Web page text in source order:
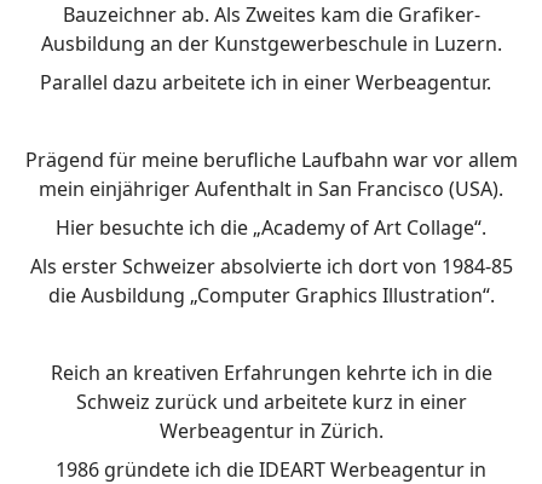
Bauzeichner ab. Als Zweites kam die Grafiker-
Ausbildung an der Kunstgewerbeschule in Luzern.
Parallel dazu arbeitete ich in einer Werbeagentur.
Prägend für meine berufliche Laufbahn war vor allem
mein einjähriger Aufenthalt in San Francisco (USA).
Hier besuchte ich die „Academy of Art Collage“.
Als erster Schweizer absolvierte ich dort von 1984-85
die Ausbildung „Computer Graphics Illustration“.
Reich an kreativen Erfahrungen kehrte ich in die
Schweiz zurück und arbeitete kurz in einer
Werbeagentur in Zürich.
1986 gründete ich die IDEART Werbeagentur in